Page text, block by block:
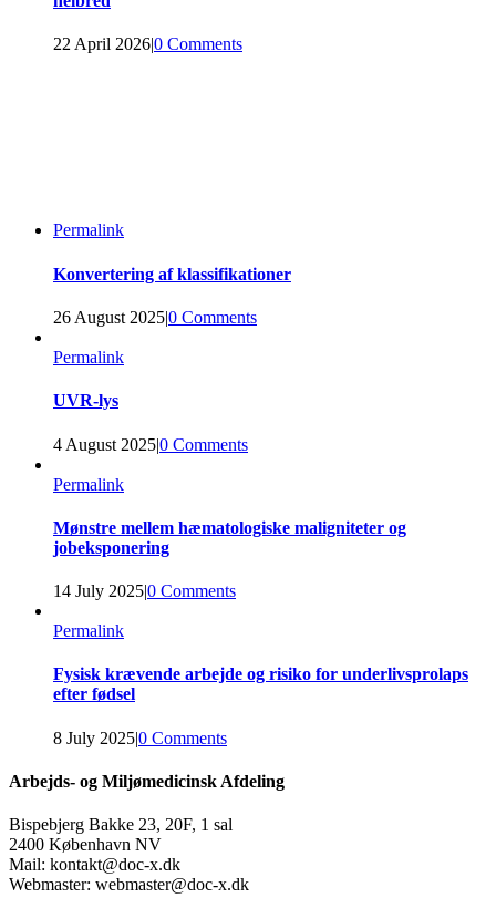
22 April 20260 Comments
Permalink
Konvertering af klassifikationer
26 August 2025|0 Comments
Permalink
UVR-lys
4 August 2025|0 Comments
Permalink
Mønstre mellem hæmatologiske maligniteter og
jobeksponering
14 July 2025|0 Comments
Permalink
Fysisk krævende arbejde og risiko for underlivsprolaps
efter fødsel
8 July 2025|0 Comments
Arbejds- og Miljømedicinsk Afdeling
Bispebjerg Bakke 23, 20F, 1 sal
2400 København NV
Mail: kontakt@doc-x.dk
Webmaster: webmaster@doc-x.dk